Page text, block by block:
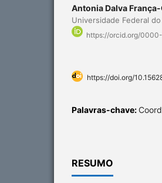
Antonia Dalva
Universidade Federal do
https://orcid.org/
https://doi.org/
Palavras-chave:
RESUMO